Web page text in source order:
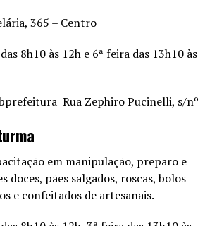
365 – Centro
8h10 às 12h e 6ª feira das 13h10 às
 Rua Zephiro Pucinelli, s/nº
em manipulação, preparo e
doces, pães salgados, roscas, bolos
e confeitados de artesanais.